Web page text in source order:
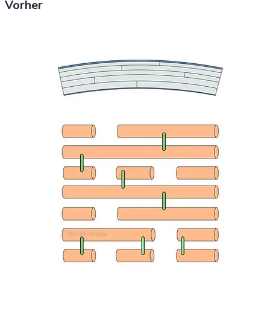
Vorher